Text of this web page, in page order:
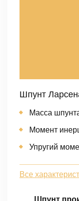
Шпунт
Масса
Момент
Упругий
Все
Шпунт